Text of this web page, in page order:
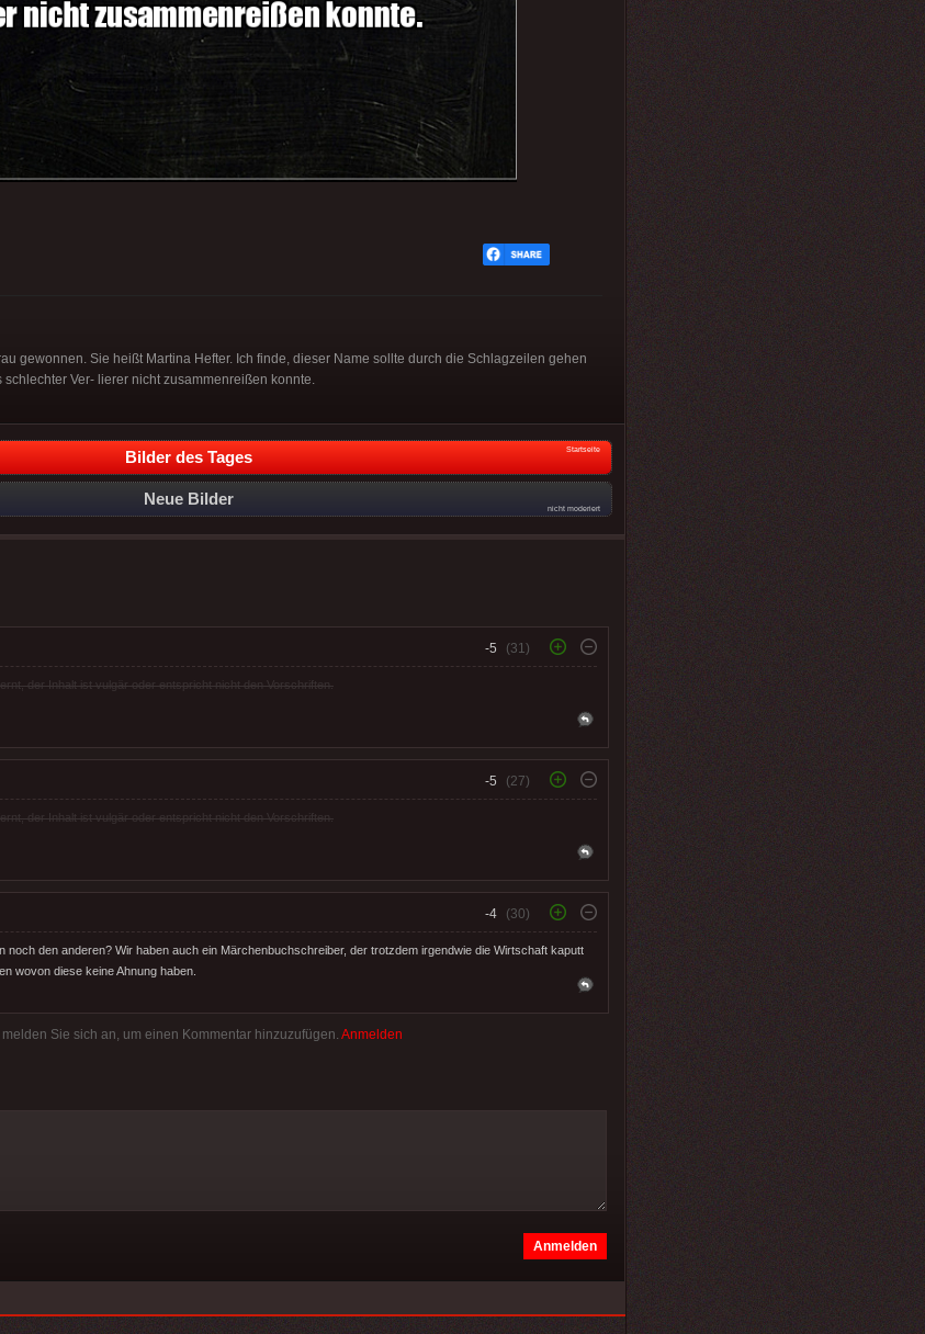
gewonnen. Sie heißt Martina Hefter. Ich finde, dieser Name sollte durch die Schlagzeilen gehen
Ver- lierer nicht zusammenreißen konnte.
Bilder des Tages Startseite
Neue Bilder
nicht moderiert
-5 (31)
der Inhalt ist vulgär oder entspricht nicht den Vorschriften.
-5 (27)
der Inhalt ist vulgär oder entspricht nicht den Vorschriften.
-4 (30)
noch den anderen? Wir haben auch ein Märchenbuchschreiber, der trotzdem irgendwie die Wirtschaft kaputt
wovon diese keine Ahnung haben.
melden Sie sich an, um einen Kommentar hinzuzufügen. Anmelden